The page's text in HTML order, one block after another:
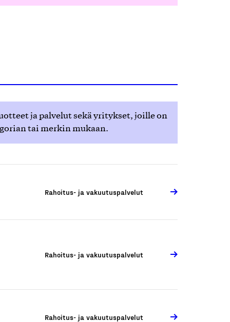
ja palvelut sekä yritykset, joille on
tai merkin mukaan.
Rahoitus- ja vakuutuspalvelut
Rahoitus- ja vakuutuspalvelut
Rahoitus- ja vakuutuspalvelut